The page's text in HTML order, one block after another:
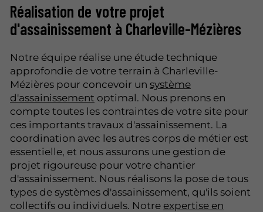
Réalisation de votre projet
d'assainissement à Charleville-Mézières
Notre équipe réalise une étude technique
approfondie de votre terrain à Charleville-
Mézières pour concevoir un système
d'assainissement optimal. Nous prenons en
compte toutes les contraintes de votre site pour
ces importants travaux d'assainissement. La
coordination avec les autres corps de métier est
essentielle, et nous assurons une gestion de
projet rigoureuse pour votre chantier
d'assainissement. Nous réalisons la pose de tous
types de systèmes d'assainissement, qu'ils soient
collectifs ou individuels. Notre expertise en